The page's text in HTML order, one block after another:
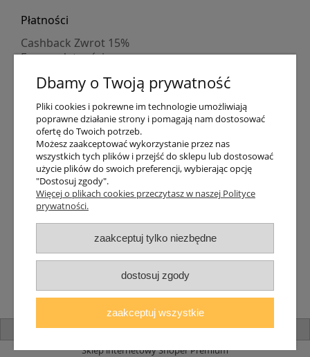
Płatności
Cashback Zwrot 15%
Formy płatności
Numer konta
PayPo kupujesz, nie płacisz
Progi rabatowe
Promocje
Dostawa
Czas wysyłki
Dostawa
Śledzenie przesyłki GLS
Śledzenie przesyłki DPD
Shipping abroad
Zarejestruj się /Zaloguj się
Lampomat 2017 - 2026
pokaż pełną wersję strony
Sklep internetowy Shoper Premium
Dbamy o Twoją prywatność
Pliki cookies i pokrewne im technologie umożliwiają
poprawne działanie strony i pomagają nam dostosować
ofertę do Twoich potrzeb.
Możesz zaakceptować wykorzystanie przez nas
wszystkich tych plików i przejść do sklepu lub dostosować
użycie plików do swoich preferencji, wybierając opcję
"Dostosuj zgody".
Więcej o plikach cookies przeczytasz w naszej Polityce
prywatności.
zaakceptuj tylko niezbędne
dostosuj zgody
zaakceptuj wszystkie